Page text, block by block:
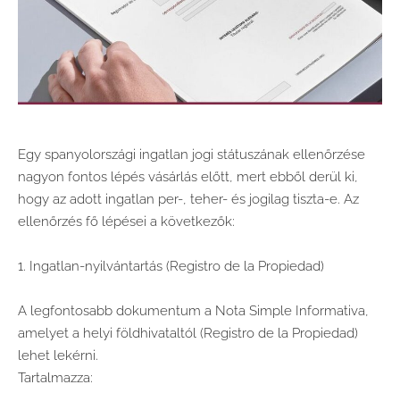
Egy spanyolországi ingatlan jogi státuszának ellenőrzése
nagyon fontos lépés vásárlás előtt, mert ebből derül ki,
hogy az adott ingatlan per-, teher- és jogilag tiszta-e. Az
ellenőrzés fő lépései a következők:
1. Ingatlan-nyilvántartás (Registro de la Propiedad)
A legfontosabb dokumentum a Nota Simple Informativa,
amelyet a helyi földhivataltól (Registro de la Propiedad)
lehet lekérni.
Tartalmazza: